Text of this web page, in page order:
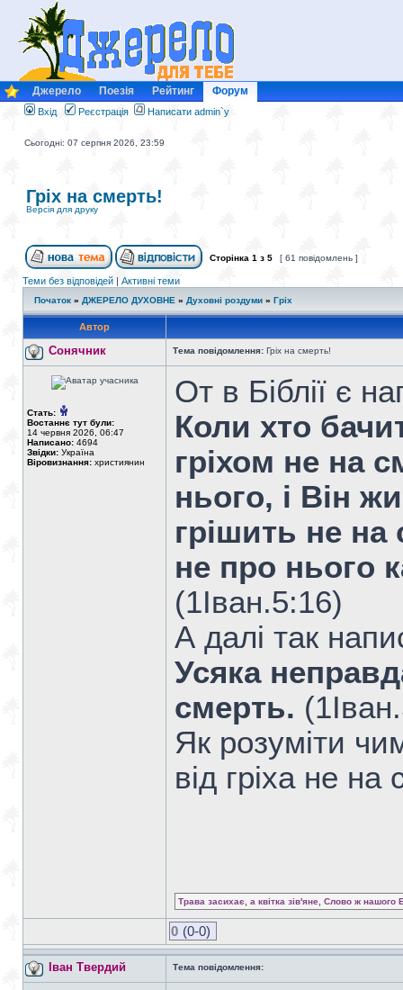
Джерело Поезія Рейтинг Форум
Вхід Реєстрація Написати admin`у
Сьогодні: 07 серпня 2026, 23:59
Гріх на смерть!
Версія для друку
Сторінка 1 з 5 [ 61 повідомлень ]
Теми без відповідей | Активні теми
Початок » ДЖЕРЕЛО ДУХОВНЕ » Духовні роздуми » Гріх
Автор
Сонячник Тема повідомлення: Гріх на смерть!
Стать:
Востаннє тут були:
14 червня 2026, 06:47
Написано: 4694
Звідки: Україна
Віровизнання: християнин
От в Біблії є
Коли хто
гріхом не на
нього, і Він
грішить не на
не про нього
(1Iван.5:16)
А далі так
Усяка
смерть.
Як розуміти
від гріха не на
Трава засихає, а квітка зів'яне, Слово ж нашого
0 (0-0)
Іван Твердий Тема повідомлення: